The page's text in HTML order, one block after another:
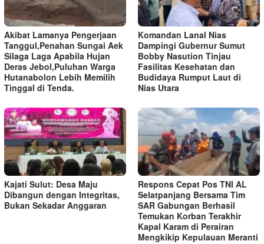
Akibat Lamanya Pengerjaan
Tanggul,Penahan Sungai Aek
Silaga Laga Apabila Hujan
Deras Jebol,Puluhan Warga
Hutanabolon Lebih Memilih
Tinggal di Tenda.
Komandan Lanal Nias
Dampingi Gubernur Sumut
Bobby Nasution Tinjau
Fasilitas Kesehatan dan
Budidaya Rumput Laut di
Nias Utara
Kajati Sulut: Desa Maju
Dibangun dengan Integritas,
Bukan Sekadar Anggaran
Respons Cepat Pos TNI AL
Selatpanjang Bersama Tim
SAR Gabungan Berhasil
Temukan Korban Terakhir
Kapal Karam di Perairan
Mengkikip Kepulauan Meranti